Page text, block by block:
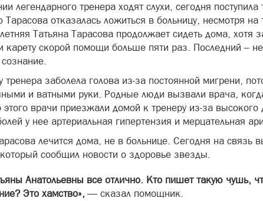
легендарного тренера ходят слухи, сегодня
Тарасова отказалась ложиться в больницу, несмотря на
Татьяна Тарасова продолжает сидеть дома, хотя
карету скорой помощи больше пяти раз. Последний –
тренера заболела голова из-за постоянной мигрени,
и ватными руки. Родные люди вызвали врача,
этого врачи приезжали домой к тренеру из-за
у нее артериальная гипертензия и мерцательная
лечится дома, не в больнице. Сегодня на связь
сообщил новости о здоровье звезды.
Анатольевны все отлично. Кто пишет такую чушь,
Это хамство», — сказал помощник.